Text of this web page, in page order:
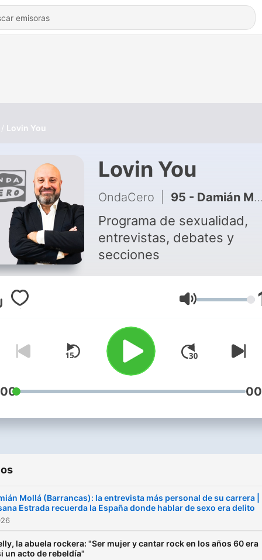
Lovin You
Lovin You
OndaCero 95 - Damián Mollá (Barrancas): la entrevista más personal de su carrera | Susana Estrada recuerda la España donde hablar de sexo era delito
Programa de sexualidad,
entrevistas, debates y
secciones
Volumen
Mollá (Barrancas): la entrevista más personal de su carrera |
Estrada recuerda la España donde hablar de sexo era delito
la abuela rockera: "Ser mujer y cantar rock en los años 60 era
un acto de rebeldía"